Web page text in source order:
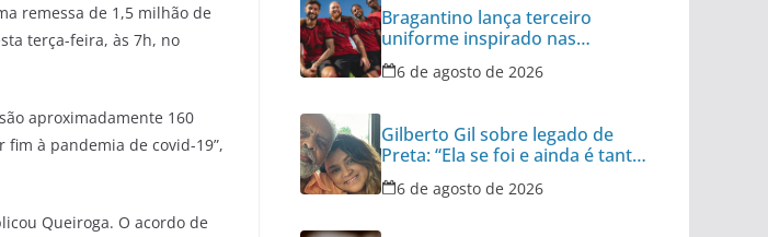
remessa de 1,5 milhão de
terça-feira, às 7h, no
aproximadamente 160
à pandemia de covid-19”,
Queiroga. O acordo de
Bragantino lança terceiro
uniforme inspirado nas
categorias de base
6 de agosto de 2026
Gilberto Gil sobre legado de
Preta: “Ela se foi e ainda é tanta
coisa”
6 de agosto de 2026